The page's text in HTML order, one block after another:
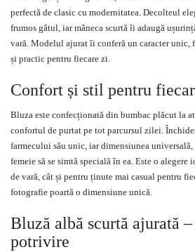
perfectă de clasic cu modernitatea. Decolteul
frumos gâtul, iar mâneca scurtă îi adaugă
vară. Modelul ajurat îi conferă un caracter unic,
și practic pentru fiecare zi.
Confort și stil pentru
Bluza este confecționată din bumbac plăcut la
confortul de purtat pe tot parcursul zilei.
farmecului său unic, iar dimensiunea universală,
femeie să se simtă specială în ea. Este o
de vară, cât și pentru ținute mai casual pentru
fotografie poartă o dimensiune unică.
Bluză albă scurtă ajurată
potrivire